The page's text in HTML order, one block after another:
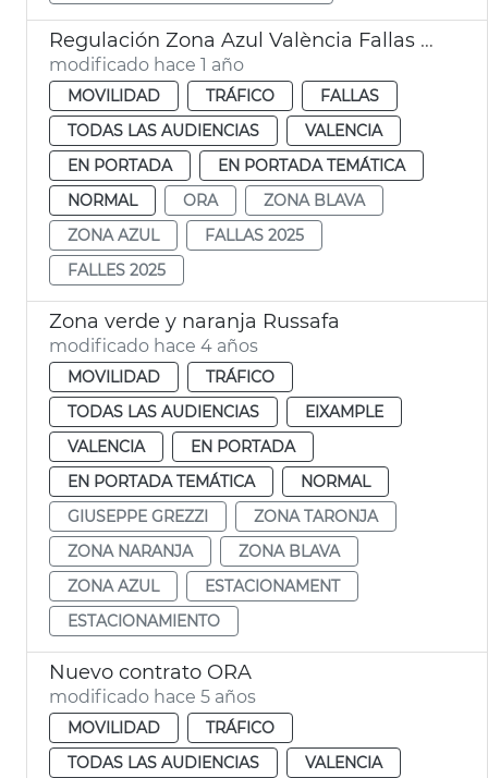
Regulación Zona Azul València Fallas 2025
modificado hace 1 año
MOVILIDAD TRÁFICO
FALLAS
TODAS LAS AUDIENCIAS
VALENCIA
EN PORTADA
EN PORTADA TEMÁTICA
NORMAL
ORA
ZONA BLAVA
ZONA AZUL
FALLAS 2025
FALLES 2025
Zona verde y naranja Russafa
modificado hace 4 años
MOVILIDAD
TRÁFICO
TODAS LAS AUDIENCIAS
EIXAMPLE
VALENCIA
EN PORTADA
EN PORTADA TEMÁTICA
NORMAL
GIUSEPPE GREZZI
ZONA TARONJA
ZONA NARANJA
ZONA BLAVA
ZONA AZUL
ESTACIONAMENT
ESTACIONAMIENTO
Nuevo contrato ORA
modificado hace 5 años
MOVILIDAD
TRÁFICO
TODAS LAS AUDIENCIAS
VALENCIA